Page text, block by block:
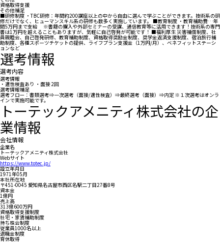
資格取得支援
その他補足
■研修制度 ・TBC研修：年間約200講座以上の中から自由に選んで学ぶことができます。技術系の研
修だけでなく、ヒューマンスキル系の研修も数多く実施しています。 ■教育制度 ・教育補助費…年
間5万円まで支給 ※書籍の購入や外部セミナーの受講、通信教育等に活用できます！技術系の専門
書は1万円を超えることもありますが、気軽に自己啓発が可能です！ ■福利厚生 災害補償制度、社
員親睦会、自己啓発研修、教育補助制度、資格取得奨励金制度、奨学金返済支援制度、宿泊旅行補
助制度、各種スポーツチケットの提供、ライフプラン支援金（1万円/月）、ベネフィットステーシ
ョンなど
選考情報
選考内容
選考情報
・適性検査あり ・面接 2回
選考情報補足
選考フロー：書類選考⇒一次選考（面接/適性検査）⇒最終選考（面接）⇒内定 ※１次選考はオンラ
インで実施可能です。
トーテックアメニティ株式会社の企
業情報
会社情報
企業名
トーテックアメニティ株式会社
Webサイト
https://www.totec.jp/
設立年月日
1971年05月
本社所在地
〒451-0045 愛知県名古屋市西区名駅二丁目27番8号
資本金
1億円
売上高
313億600万円
資格取得支援制度
社宅・家賃補助制度
持ち株会制度
従業員1000名以上
退職金制度
育休取得